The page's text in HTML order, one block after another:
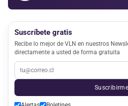
Suscríbete gratis
Recibe lo mejor de VLN en nuestros
directamente a usted de forma gratuita
Suscribirme